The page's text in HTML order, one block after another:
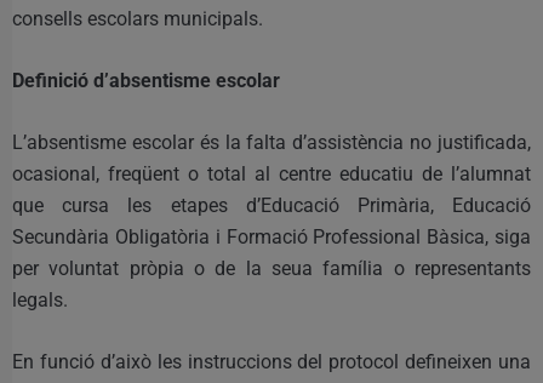
consells escolars municipals.
Definició d’absentisme escolar
L’absentisme escolar és la falta d’assistència no justificada,
ocasional, freqüent o total al centre educatiu de l’alumnat
que cursa les etapes d’Educació Primària, Educació
Secundària Obligatòria i Formació Professional Bàsica, siga
per voluntat pròpia o de la seua família o representants
legals.
En funció d’això les instruccions del protocol defineixen una